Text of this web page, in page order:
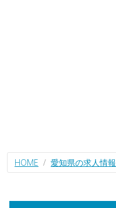
HOME 愛知県の求人情報